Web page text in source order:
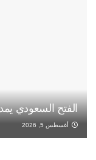
الفتح السعودي
أغسطس 5, 2026